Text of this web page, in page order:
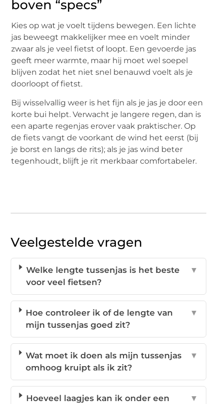
boven “specs”
Kies op wat je voelt tijdens bewegen. Een lichte
jas beweegt makkelijker mee en voelt minder
zwaar als je veel fietst of loopt. Een gevoerde jas
geeft meer warmte, maar hij moet wel soepel
blijven zodat het niet snel benauwd voelt als je
doorloopt of fietst.
Bij wisselvallig weer is het fijn als je jas je door een
korte bui helpt. Verwacht je langere regen, dan is
een aparte regenjas erover vaak praktischer. Op
de fiets vangt de voorkant de wind het eerst (bij
je borst en langs de rits); als je jas wind beter
tegenhoudt, blijft je rit merkbaar comfortabeler.
Veelgestelde vragen
Welke lengte tussenjas is het beste
voor veel fietsen?
▼
Hoe controleer ik of de lengte van
mijn tussenjas goed zit?
▼
Wat moet ik doen als mijn tussenjas
omhoog kruipt als ik zit?
▼
Hoeveel laagjes kan ik onder een
▼